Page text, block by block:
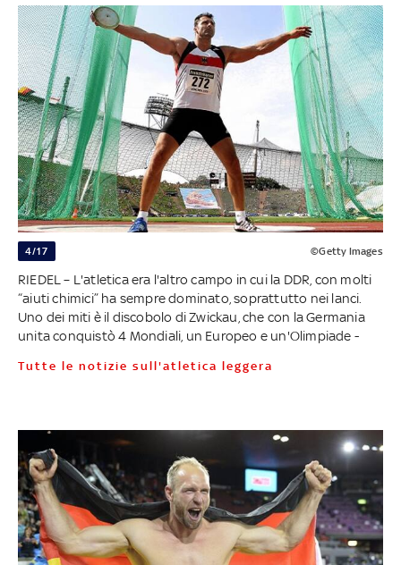
4/17 ©Getty Images
RIEDEL – L'atletica era l'altro campo in cui la DDR, con molti
“aiuti chimici” ha sempre dominato, soprattutto nei lanci.
Uno dei miti è il discobolo di Zwickau, che con la Germania
unita conquistò 4 Mondiali, un Europeo e un'Olimpiade -
Tutte le notizie sull'atletica leggera